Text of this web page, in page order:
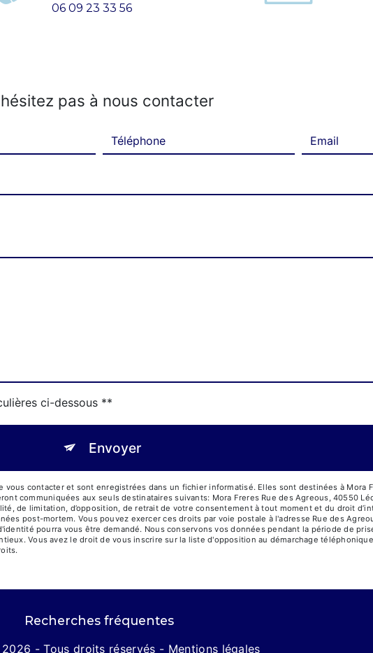
06 09 23 33 56
pas à nous contacter
ci-dessous **
Envoyer
contacter et sont enregistrées dans un fichier informatisé. Elles sont destinées à Mora
communiquées aux seuls destinataires suivants: Mora Freres Rue des Agreous, 40550
de limitation, d’opposition, de retrait de votre consentement à tout moment et du droit
post-mortem. Vous pouvez exercer ces droits par voie postale à l'adresse Rue des
pourra vous être demandé. Nous conservons vos données pendant la période de
Vous avez le droit de vous inscrire sur la liste d'opposition au démarchage
Recherches fréquentes
- Tous droits réservés - Mentions légales